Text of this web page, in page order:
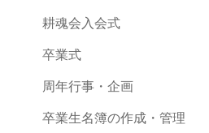
耕魂会入会式
卒業式
周年行事・企画
卒業生名簿の作成・管理